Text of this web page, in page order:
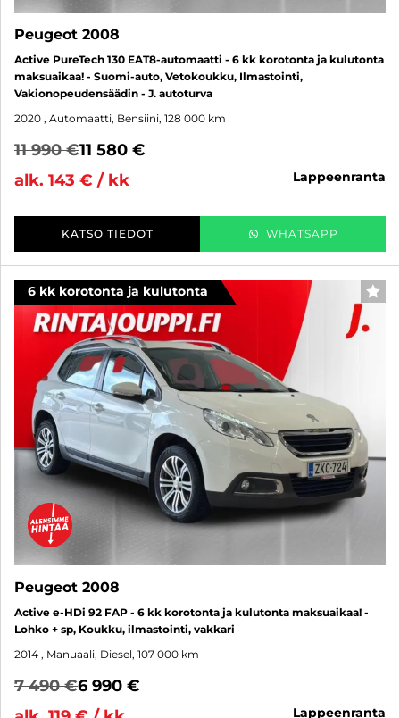
Peugeot 2008
Active PureTech 130 EAT8-automaatti - 6 kk korotonta ja kulutonta
maksuaikaa! - Suomi-auto, Vetokoukku, Ilmastointi,
Vakionopeudensäädin - J. autoturva
2020 , Automaatti, Bensiini, 128 000 km
11 990 €11 580 €
alk. 143 € / kk
lappeenranta
KATSO TIEDOT WHATSAPP
6 kk korotonta ja kulutonta
Peugeot 2008
Active e-HDi 92 FAP - 6 kk korotonta ja kulutonta maksuaikaa! -
Lohko + sp, Koukku, ilmastointi, vakkari
2014 , Manuaali, Diesel, 107 000 km
7 490 €6 990 €
lappeenranta